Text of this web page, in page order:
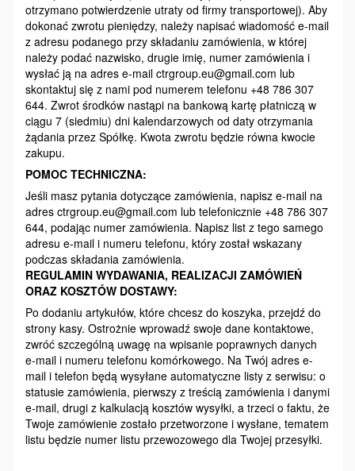
otrzymano potwierdzenie utraty od firmy transportowej). Aby
dokonać zwrotu pieniędzy, należy napisać wiadomość e-mail
z adresu podanego przy składaniu zamówienia, w której
należy podać nazwisko, drugie imię, numer zamówienia i
wysłać ją na adres e-mail ctrgroup.eu@gmail.com lub
skontaktuj się z nami pod numerem telefonu +48 786 307
644. Zwrot środków nastąpi na bankową kartę płatniczą w
ciągu 7 (siedmiu) dni kalendarzowych od daty otrzymania
żądania przez Spółkę. Kwota zwrotu będzie równa kwocie
zakupu.
POMOC TECHNICZNA:
Jeśli masz pytania dotyczące zamówienia, napisz e-mail na
adres ctrgroup.eu@gmail.com lub telefonicznie +48 786 307
644, podając numer zamówienia. Napisz list z tego samego
adresu e-mail i numeru telefonu, który został wskazany
podczas składania zamówienia.
REGULAMIN WYDAWANIA, REALIZACJI ZAMÓWIEŃ
ORAZ KOSZTÓW DOSTAWY:
Po dodaniu artykułów, które chcesz do koszyka, przejdź do
strony kasy. Ostrożnie wprowadź swoje dane kontaktowe,
zwróć szczególną uwagę na wpisanie poprawnych danych
e-mail i numeru telefonu komórkowego. Na Twój adres e-
mail i telefon będą wysyłane automatyczne listy z serwisu: o
statusie zamówienia, pierwszy z treścią zamówienia i danymi
e-mail, drugi z kalkulacją kosztów wysyłki, a trzeci o faktu, że
Twoje zamówienie zostało przetworzone i wysłane, tematem
listu będzie numer listu przewozowego dla Twojej przesyłki.